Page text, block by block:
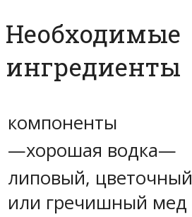
Необходимые
ингредиенты
компоненты
—хорошая водка—
липовый, цветочный
или гречишный мед